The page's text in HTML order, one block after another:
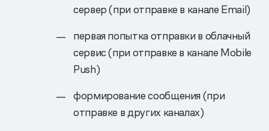
сервер (при отправке в канале Email)
первая попытка отправки в облачный
сервис (при отправке в канале Mobile
Push)
формирование сообщения (при
отправке в других каналах)